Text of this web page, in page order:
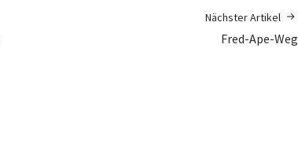
Nächster Artikel
Fred-Ape-Weg